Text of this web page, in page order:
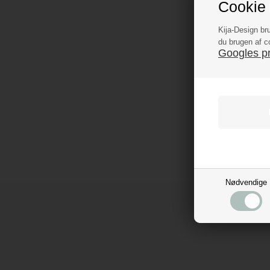
Cookie
Kija-Design
du brugen af
Googles
Nødvendige